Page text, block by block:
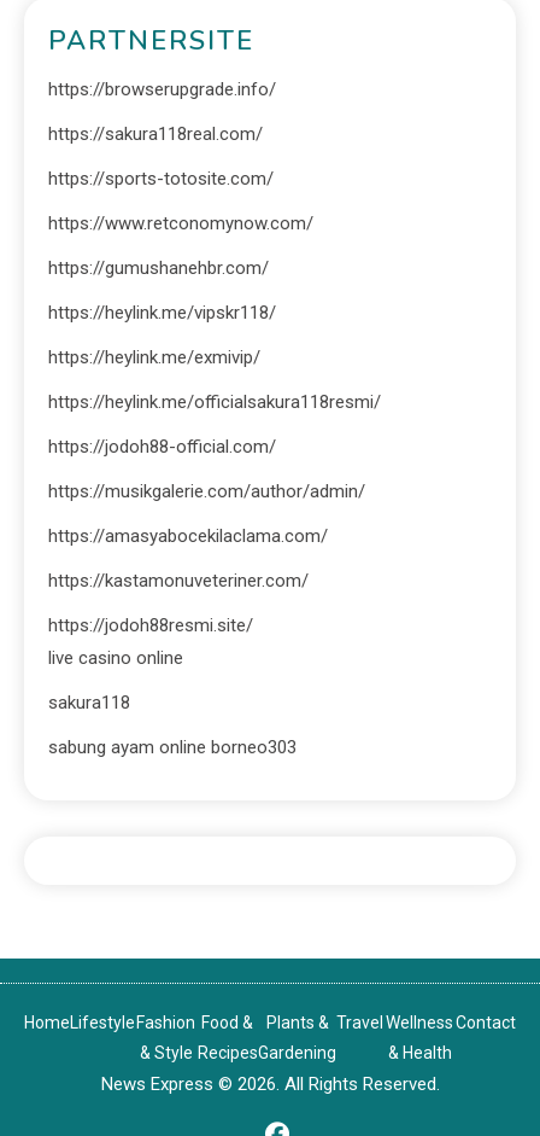
PARTNERSITE
https://browserupgrade.info/
https://sakura118real.com/
https://sports-totosite.com/
https://www.retconomynow.com/
https://gumushanehbr.com/
https://heylink.me/vipskr118/
https://heylink.me/exmivip/
https://heylink.me/officialsakura118resmi/
https://jodoh88-official.com/
https://musikgalerie.com/author/admin/
https://amasyabocekilaclama.com/
https://kastamonuveteriner.com/
https://jodoh88resmi.site/
live casino online
sakura118
sabung ayam online borneo303
HomeLifestyle Fashion
& Style
Food &
Recipes
Plants &
Gardening
Travel Wellness
& Health
Contact
News Express © 2026. All Rights Reserved.